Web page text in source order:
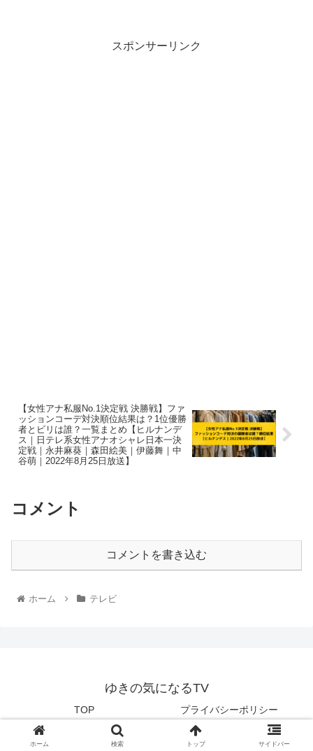
スポンサーリンク
【女性アナ私服No.1決定戦 決勝戦】ファ
ッションコーデ対決順位結果は？1位優勝
者とビリは誰？一覧まとめ【ヒルナンデ
ス｜日テレ系女性アナオシャレ日本一決
定戦｜永井麻葵｜森田絵美｜伊藤舞｜中
谷萌｜2022年8月25日放送】
コメント
コメントを書き込む
ホーム テレビ
ゆきの気になるTV
TOP プライバシーポリシー
© 2022 ゆきの気になるTV.
ホーム 検索 トップ サイドバー